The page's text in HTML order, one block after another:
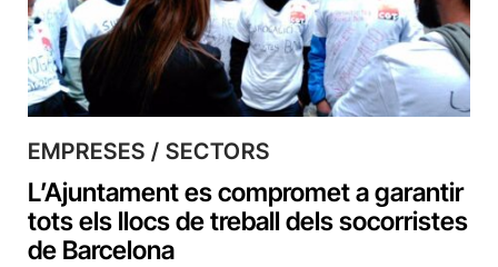
EMPRESES / SECTORS
L’Ajuntament es compromet a garantir
tots els llocs de treball dels socorristes
de Barcelona